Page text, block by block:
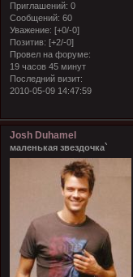
Приглашений: 0
Сообщений: 60
Уважение: [+0/-0]
Позитив: [+2/-0]
Провел на форуме:
19 часов 45 минут
Последний визит:
2010-05-09 14:47:59
Josh Duhamel
маленькая звездочка`